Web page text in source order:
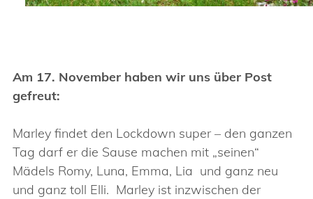
Am 17. November haben wir uns über Post
gefreut:
Marley findet den Lockdown super – den ganzen
Tag darf er die Sause machen mit „seinen“
Mädels Romy, Luna, Emma, Lia und ganz neu
und ganz toll Elli. Marley ist inzwischen der